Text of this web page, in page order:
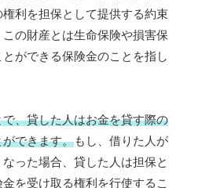
利を担保として提供する約束
の財産とは生命保険や損害保
ができる保険金のことを指し
、貸した人はお金を貸す際の
できます。もし、借りた人が
った場合、貸した人は担保と
を受け取る権利を行使するこ